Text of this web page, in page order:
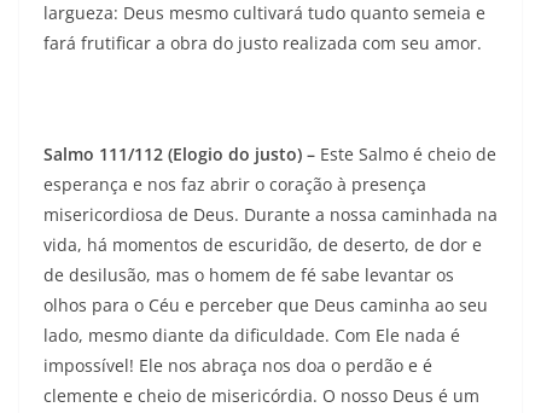
largueza: Deus mesmo cultivará tudo quanto semeia e
fará frutificar a obra do justo realizada com seu amor.
Salmo 111/112 (Elogio do justo) – Este Salmo é cheio de
esperança e nos faz abrir o coração à presença
misericordiosa de Deus. Durante a nossa caminhada na
vida, há momentos de escuridão, de deserto, de dor e
de desilusão, mas o homem de fé sabe levantar os
olhos para o Céu e perceber que Deus caminha ao seu
lado, mesmo diante da dificuldade. Com Ele nada é
impossível! Ele nos abraça nos doa o perdão e é
clemente e cheio de misericórdia. O nosso Deus é um